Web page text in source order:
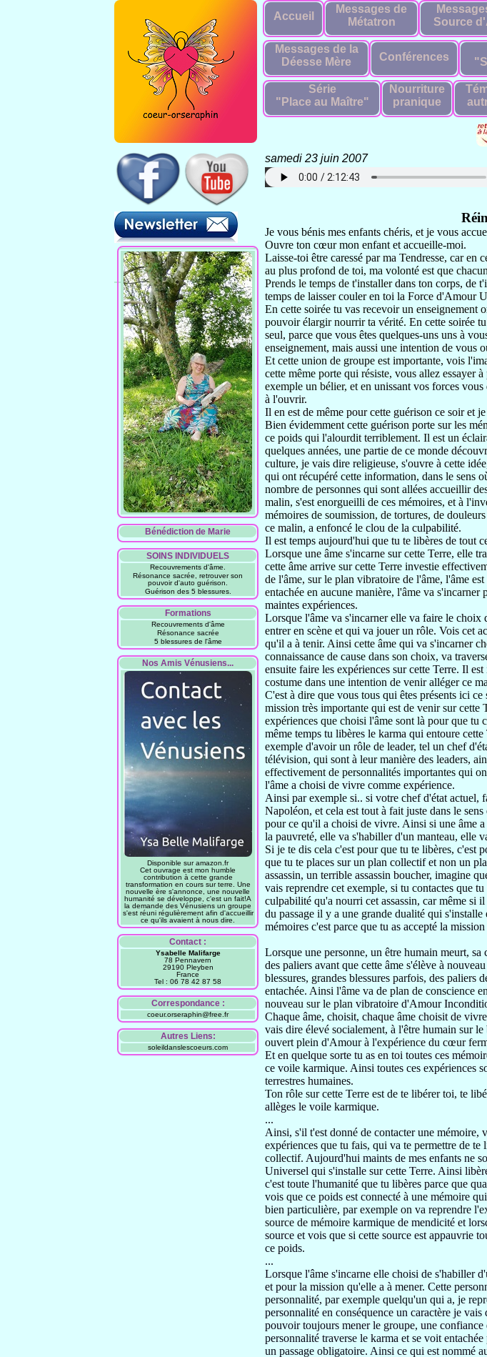
Bénédiction de Marie
SOINS INDIVIDUELS
Recouvrements d'âme.
Résonance sacrée, retrouver son
pouvoir d'auto guérison.
Guérison des 5 blessures.
Formations
Recouvrements d'âme
Résonance sacrée
5 blessures de l'âme
Nos Amis Vénusiens...
Disponible sur amazon.fr
Cet ouvrage est mon humble
contribution à cette grande
transformation en cours sur terre. Une
nouvelle ère s'annonce, une nouvelle
humanité se développe, c'est un fait!A
la demande des Vénusiens un groupe
s'est réuni régulièrement afin d'accueillir
ce qu'ils avaient à nous dire.
Contact :
Ysabelle Malifarge
78 Pennavern
29190 Pleyben
France
Tel : 06 78 42 87 58
Correspondance :
coeur.orseraphin@free.fr
Autres Liens:
soleildanslescoeurs.com
Accueil
Messages de
Métatron
Source
Messages de la
Déesse Mère
Conférences
Série
"Place au Maître"
Nourriture
pranique
samedi 23 juin 2007
Pour télécharger le fichier audio en format
Je vous bénis mes enfants chéris, et je vous
Ouvre ton cœur mon enfant et accueille-moi.
Laisse-toi être caressé par ma Tendresse, car en
au plus profond de toi, ma volonté est que
Prends le temps de t'installerdans ton corps, de
temps de laisser couler en toi la Force d'Amour
En cette soirée tu vas recevoirun enseignement
pouvoirélargir nourrir ta vérité. En cette soirée
seul, parce que vous êtes quelques-uns uns à
enseignement, mais aussi une intention de vous
Et cette union de groupe est importante, vois
cette même porte qui résiste, vous allez essayer à
exemple un bélier, et en unissant vos forces
à l'ouvrir.
Il en est de même pour cette guérison ce soir et
Bien évidemment cette guérison porte sur les
ce poids qui l'alourdit terriblement. Il est un
quelques années, une partie de ce monde
culture, je vais dire religieuse, s'ouvre à cette
qui ont récupéré cette information, dans le sens
nombre de personnes qui sont allées accueillir
malin, s'est enorgueilli de ces mémoires, et à
mémoires de soumission, de tortures, de
ce malin, a enfoncé le clou de la culpabilité.
Il est temps aujourd'hui que tu te libères de tout
Lorsque une âme s'incarne sur cette Terre, elle
cette âme arrive sur cette Terre investie
de l'âme, sur le plan vibratoire de l'âme, l'âme
entachée en aucune manière, l'âme va s'incarner
maintes expériences.
Lorsque l'âme va s'incarnerelle va faire le choix
entrer en scène et qui va jouerun rôle. Vois cet
qu'il a à tenir. Ainsi cette âme qui va s'incarner
connaissance de cause dans son choix, va
ensuite faire les expériences sur cette Terre. Il est
costume dans une intention de veniralléger ce
C'est à dire que vous tous qui êtes présents ici ce
mission très importante qui est de venirsur cette
expériences que choisi l'âme sont là pour que tu
même temps tu libères le karma qui entoure cette
exemple d'avoirun rôle de leader, tel un chef
télévision, qui sont à leur manière des leaders,
effectivement de personnalités importantes qui
l'âme a choisi de vivre comme expérience.
Ainsi par exemple si.. si votre chef d'état actuel,
Napoléon, et cela est tout à fait juste dans le
pour ce qu'il a choisi de vivre. Ainsi si une âme
la pauvreté, elle va s'habiller d'un manteau, elle
Si je te dis cela c'est pour que tu te libères, c'est
que tu te places sur un plan collectif et non un
assassin, un terrible assassin boucher, imagine
vais reprendre cet exemple, si tu contactes que tu
culpabilité qu'a nourri cet assassin, car même si
du passage il y a une grande dualité qui s'installe
mémoires c'est parce que tu as accepté la mission
Lorsque une personne, un être humain meurt, sa
des paliers avant que cette âme s'élève à
blessures, grandes blessures parfois, des paliers
entachée. Ainsi l'âme va de plan de conscience
nouveau sur le plan vibratoire d'Amour
Chaque âme, choisit, chaque âme choisit de
vais dire élevé socialement, à l'être humain sur le
ouvert plein d'Amourà l'expérience du cœur
Et en quelque sorte tu as en toi toutes ces
ce voile karmique. Ainsi toutes ces expériences
terrestres humaines.
Ton rôle sur cette Terre est de te libérer toi, te
allèges le voile karmique.
...
Ainsi, s'il t'est donné de contacter une mémoire,
expériences que tu fais, qui va te permettre de te
collectif. Aujourd'hui maints de mes enfants ne
Universel qui s'installe sur cette Terre. Ainsi
c'est toute l'humanité que tu libères parce que
vois que ce poids est connecté à une mémoire
bien particulière, par exemple on va reprendre
source de mémoire karmique de mendicité et
source et vois que si cette source est appauvrie
ce poids.
...
Lorsque l'âme s'incarne elle choisi de s'habiller
et pour la mission qu'elle a à mener. Cette
personnalité, par exemple quelqu'un qui a, je
personnalité en conséquence un caractère je vais
pouvoir toujours mener le groupe, une
personnalité traverse le karma et se voit
un passage obligatoire. Ainsi ce qui est nommé